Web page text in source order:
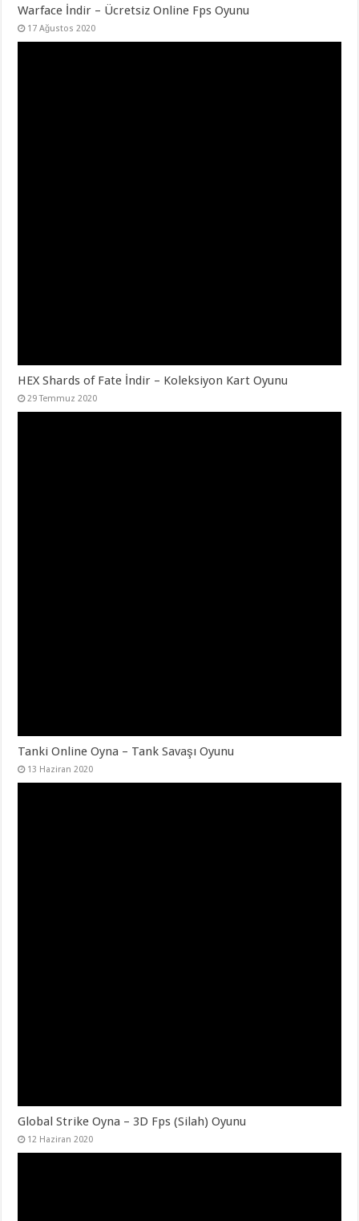
Warface İndir – Ücretsiz Online Fps Oyunu
17 Ağustos 2020
HEX Shards of Fate İndir – Koleksiyon Kart Oyunu
29 Temmuz 2020
Tanki Online Oyna – Tank Savaşı Oyunu
13 Haziran 2020
Global Strike Oyna – 3D Fps (Silah) Oyunu
12 Haziran 2020